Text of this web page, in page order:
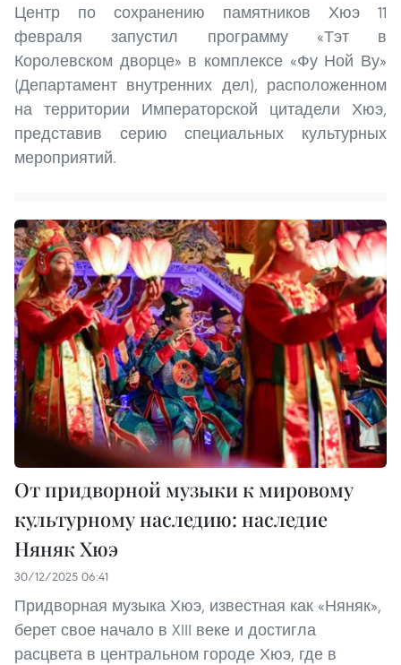
Центр по сохранению памятников Хюэ 11
февраля запустил программу «Тэт в
Королевском дворце» в комплексе «Фу Ной Ву»
(Департамент внутренних дел), расположенном
на территории Императорской цитадели Хюэ,
представив серию специальных культурных
мероприятий.
От придворной музыки к мировому
культурному наследию: наследие
Няняк Хюэ
30/12/2025 06:41
Придворная музыка Хюэ, известная как «Няняк»,
берет свое начало в XIII веке и достигла
расцвета в центральном городе Хюэ, где в